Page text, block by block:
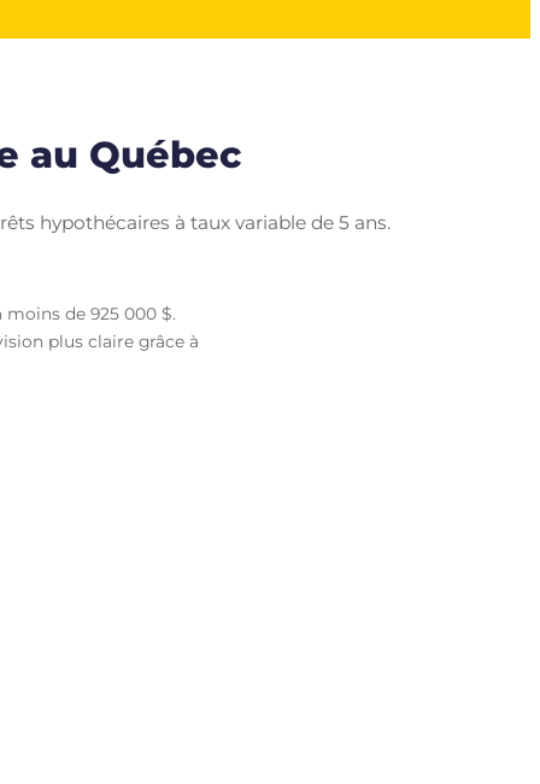
au Québec
hypothécaires à taux variable de 5 ans.
de 925 000 $.
plus claire grâce à